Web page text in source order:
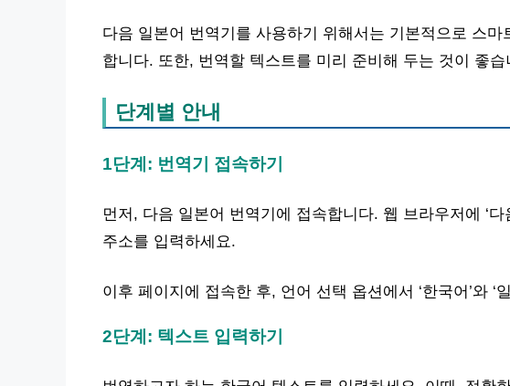
다음 일본어 번역기를 사용하기 위해서는 기본적으로 스
합니다. 또한, 번역할 텍스트를 미리 준비해 두는 것이 좋습
단계별 안내
1단계: 번역기 접속하기
먼저, 다음 일본어 번역기에 접속합니다. 웹 브라우저에 ‘
주소를 입력하세요.
이후 페이지에 접속한 후, 언어 선택 옵션에서 ‘한국어’와 ‘
2단계: 텍스트 입력하기